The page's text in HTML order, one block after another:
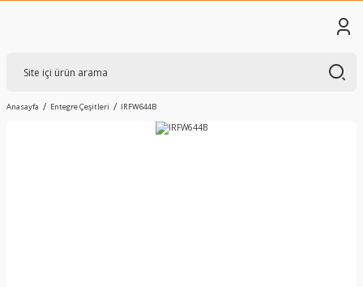
Anasayfa Entegre Çeşitleri IRFW644B